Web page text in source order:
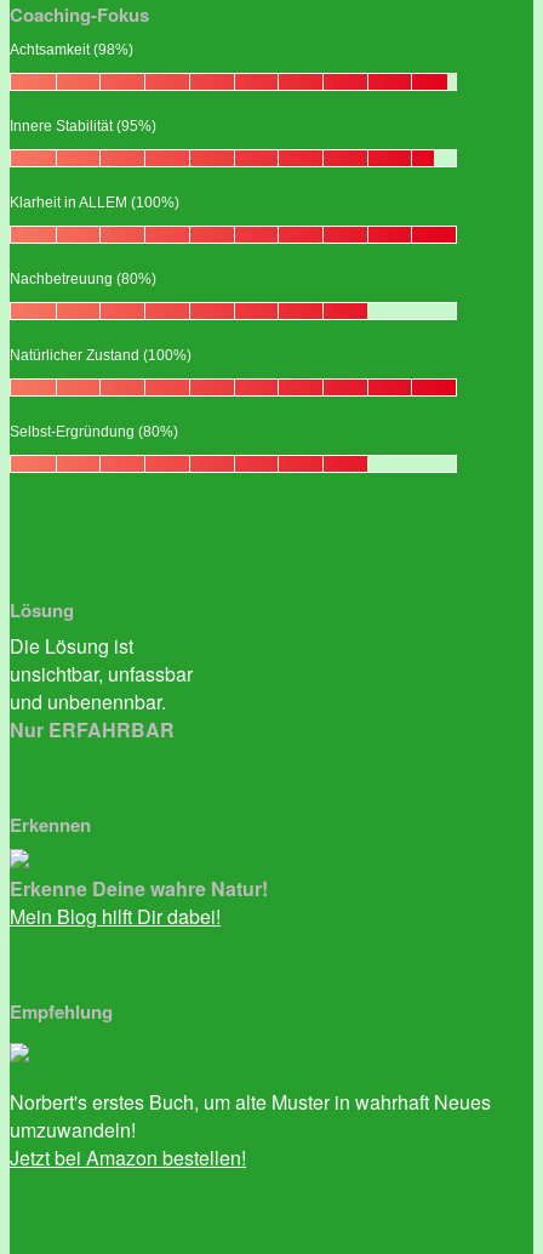
Coaching-Fokus
Achtsamkeit (98%)
Innere Stabilität (95%)
Klarheit in ALLEM (100%)
Nachbetreuung (80%)
Natürlicher Zustand (100%)
Selbst-Ergründung (80%)
Lösung
Die Lösung ist
unsichtbar, unfassbar
und unbenennbar.
Nur ERFAHRBAR
Erkennen
Erkenne Deine wahre Natur!
Mein Blog hilft Dir dabei!
Empfehlung
Norbert's erstes Buch, um alte Muster in wahrhaft Neues
umzuwandeln!
Jetzt bei Amazon bestellen!